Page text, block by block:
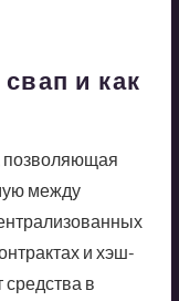
и как
позволяющая
между
и хэш-
в